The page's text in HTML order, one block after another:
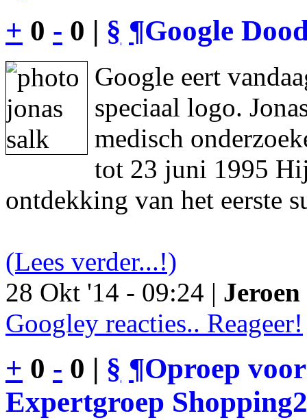
+ 0 - 0 | § ¶Google
Google eert
speciaal logo.
medisch
tot 23 juni 1995
ontdekking van het eerste
(Lees verder...!)
28 Okt '14 - 09:24 |
Googley reacties.. Reageer!
+ 0 - 0 | § ¶Oproep
Expertgroep